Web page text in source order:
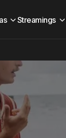
Streamings